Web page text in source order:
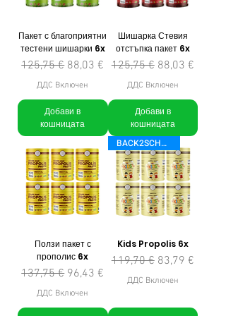
Пакет с благоприятни
тестени шишарки 6x
Редовна цена
125,75 € Продажна цена
88,03 €
ДДС Включен
Добави в
кошницата
Шишарка Стевия
отстъпка пакет 6x
Редовна цена
125,75 € Продажна
88,03 €
ДДС Включен
Добави в
кошницата
Ползи пакет с
прополис 6x
Редовна цена
137,75 € Продажна цена
96,43 €
ДДС Включен
BACK2SCHOOL
Kids Propolis 6x
Редовна цена
119,70 € Продажна
83,79 €
ДДС Включен